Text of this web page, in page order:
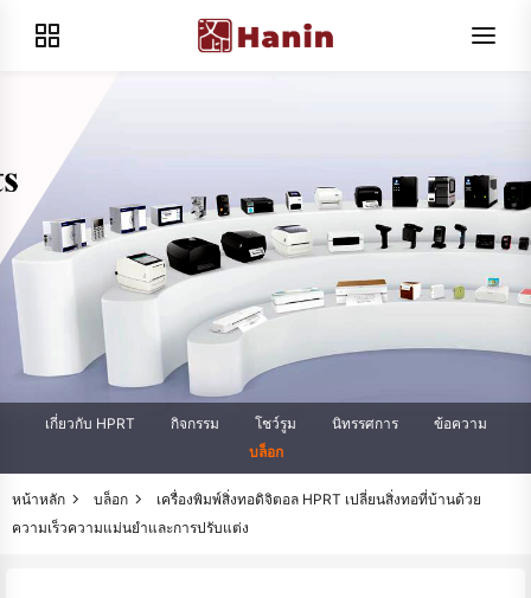
เกี่ยวกับ HPRT กิจกรรม โชว์รูม นิทรรศการ
ข้อความ
บล็อก
หน้าหลัก บล็อก
เครื่องพิมพ์สิ่งทอดิจิตอล HPRT เปลี่ยนสิ่งทอที่บ้านด้วย
ความเร็วความแม่นยำและการปรับแต่ง